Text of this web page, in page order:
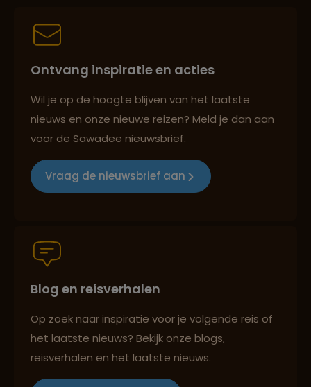
Best beoordeelde reisroutes
Groepsreizen mét indivuele vrijheid
Best beoordeelde reisroutes
Reizen met oog voor mens, cultuur en milieu
Ontvang inspiratie en acties
Wil je op de hoogte blijven van het laatste
nieuws en onze nieuwe reizen? Meld je dan aan
voor de Sawadee nieuwsbrief.
Vraag de nieuwsbrief aan
Blog en reisverhalen
Op zoek naar inspiratie voor je volgende reis of
het laatste nieuws? Bekijk onze blogs,
reisverhalen en het laatste nieuws.